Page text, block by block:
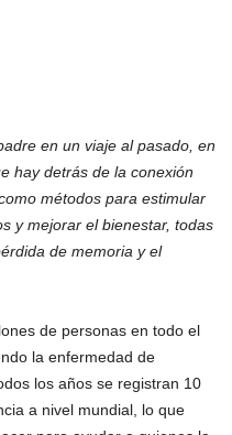
en un viaje al pasado, en
hay detrás de la conexión
métodos para estimular
y mejorar el bienestar, todas
de memoria y el
de personas en todo el
la enfermedad de
los años se registran 10
a nivel mundial, lo que